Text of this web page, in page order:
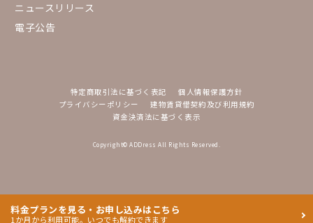
ニュースリリース
電子公告
特定商取引法に基づく表記
個人情報保護方針
プライバシーポリシー
建物賃貸借契約及び利用規約
資金決済法に基づく表示
Copyright© ADDress All Rights Reserved.
料金プランを見る・お申し込みはこちら
1か月から利用可能。いつでも解約できます